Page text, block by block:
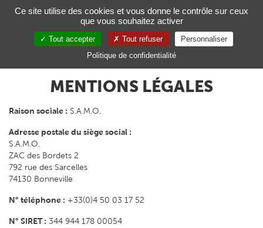
MENTIONS LÉGALES
Raison sociale : S.A.M.O.
Adresse postale du siège social :
S.A.M.O.
ZAC des Bordets 2
792 rue des Sarcelles
74130 Bonneville
N° téléphone : +33(0)4 50 03 17 52
N° SIRET : 344 944 178 00054
Gestion de vos préférences sur les cookies
Ce site utilise des cookies et vous donne le contrôle sur ceux
que vous souhaitez activer
Tout accepter Tout refuser
Personnaliser
Politique de confidentialité